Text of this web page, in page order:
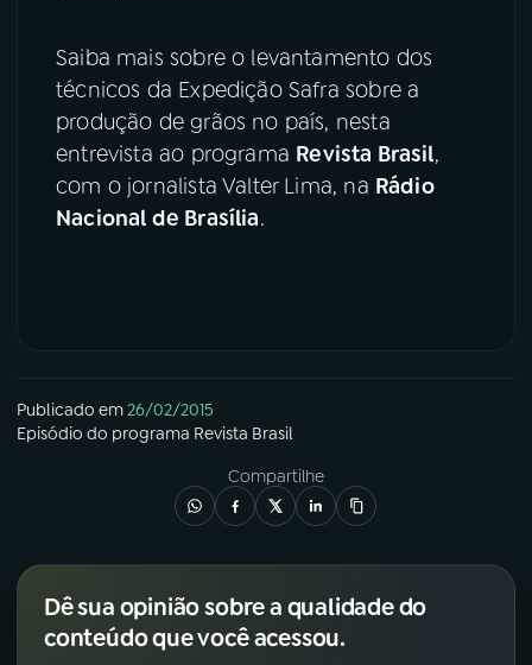
Saiba mais sobre o levantamento dos
técnicos da Expedição Safra sobre a
produção de grãos no país, nesta
entrevista ao programa Revista Brasil,
com o jornalista Valter Lima, na Rádio
Nacional de Brasília.
Publicado em26/02/2015
Episódio do programa Revista Brasil
Compartilhe
Dê sua opinião sobre a qualidade do
conteúdo que você acessou.